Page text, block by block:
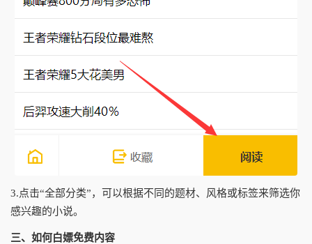
3.点击“全部分类”，可以根据不同的题材、风格或标签来筛选你
感兴趣的小说。
三、如何白嫖免费内容